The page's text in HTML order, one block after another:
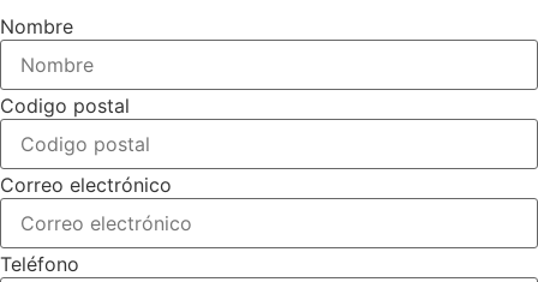
Nombre
Codigo postal
Correo electrónico
Teléfono